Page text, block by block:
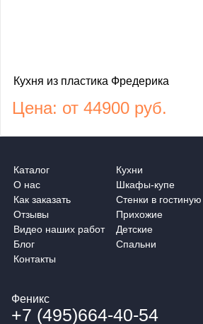
Кухня из пластика Фредерика
Цена: от 44900 руб.
Каталог
О нас
Как заказать
Отзывы
Видео наших работ
Блог
Контакты
Кухни
Шкафы-купе
Стенки в гостиную
Прихожие
Детские
Спальни
Феникс
+7 (495)664-40-54